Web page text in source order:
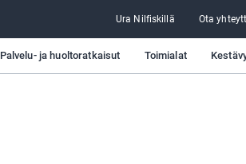
Ura Nilfiskillä Ota
Palvelu- ja huoltoratkaisut Toimialat